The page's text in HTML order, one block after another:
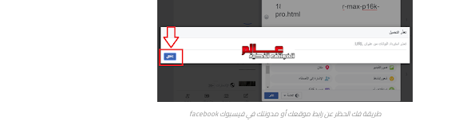
طريقة فك الحظر عن رابط موقعك أو مدونتك في فيسبوك facebook